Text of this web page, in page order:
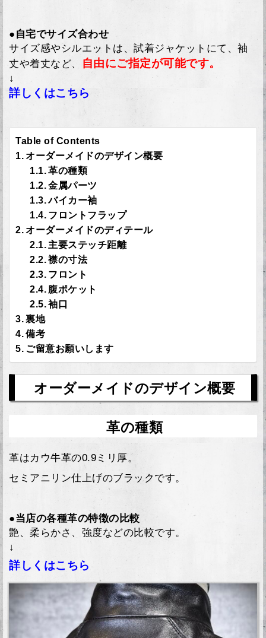
●自宅でサイズ合わせ
サイズ感やシルエットは、試着ジャケットにて、袖
丈や着丈など、
自由にご指定が可能です。
↓
詳しくはこちら
Table of Contents
オーダーメイドのデザイン概要
革の種類
金属パーツ
バイカー袖
フロントフラップ
オーダーメイドのディテール
主要ステッチ距離
襟の寸法
フロント
腹ポケット
袖口
裏地
備考
ご留意お願いします
オーダーメイドのデザイン概要
革の種類
革はカウ牛革の0.9ミリ厚。
セミアニリン仕上げのブラックです。
●当店の各種革の特徴の比較
艶、柔らかさ、強度などの比較です。
↓
詳しくはこちら